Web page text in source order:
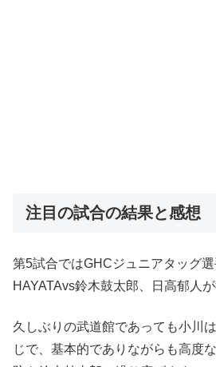
注目の試合の結果と感想
第5試合ではGHCジュニアタッグ選
HAYATAvs鈴木鼓太郎、日高郁人が
久しぶりの武道館であっても小川
じで、基本的でありながらも高度